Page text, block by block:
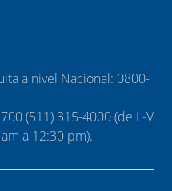
a nivel Nacional: 0800-
(511) 315-4000 (de L-V
a 12:30 pm).